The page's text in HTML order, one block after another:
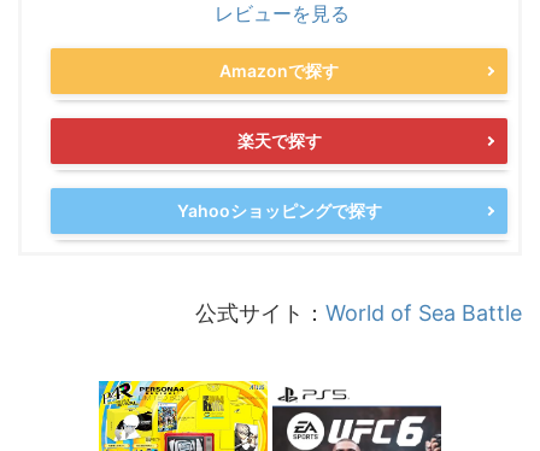
レビューを見る
Amazonで探す
楽天で探す
Yahooショッピングで探す
公式サイト： World of Sea Battle